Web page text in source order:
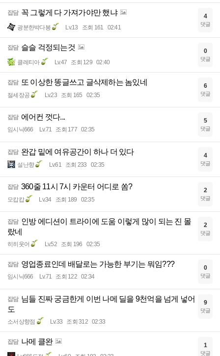
잡담 꼭 그렇게 다 가져가야만 했냐
광분한박다봉 Lv.13 조회 161 02:41
4
댓글
잡담 슬슬 걱정되는것
클레티아 Lv.47 조회 129 02:40
0
댓글
잡담 또 이상한 똥글쓰고 글삭제하는 놈있네
절세장공 Lv.23 조회 165 02:35
6
댓글
잡담 에어컨 껏다...
임시닉666 Lv.71 조회 177 02:35
5
댓글
잡담 완갑 밑에 여유공간이 하나 더 있다
설난향 Lv.61 조회 233 02:35
4
댓글
잡담 360줄 11시 7시 카운터 어디로 쏨?
모캅캅 Lv.34 조회 189 02:35
2
댓글
잡담 인방 에디션이 트라이에 도움 이렇게 많이 되는 진 몰
랐네
히히웃어 Lv.52 조회 196 02:35
2
댓글
잡담 영업종료인데 배달로는 가능한 부기는 뭐임???
임시닉666 Lv.71 조회 122 02:34
0
댓글
잡담 님들 진짜 궁금한게 이번 나메 딜을 9천억을 넘게 넣어
도
소서상향점 Lv.33 조회 312 02:33
9
댓글
잡담 나메 클완 1
댓글